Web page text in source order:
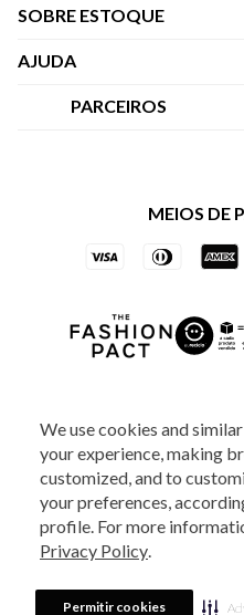
We use cookies and
your experience, making
customized, and to
your preferences,
profile. For more
Privacy Policy.
Permitir cookies
SOBRE ESTOQUE
Quem Somos
AJUDA
Central de Atendimento
Trocas e Devoluções
PARCEIROS
Vai de Visa
Azul Fidelidade
MEIOS DE
2025 - Veste S.A Estilo. Todos os
se no direito de corrigir ou alterar
880 5520.Horário de Atendimento:
Sábados das 8h às 14h, exceto